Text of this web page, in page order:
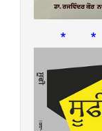
*